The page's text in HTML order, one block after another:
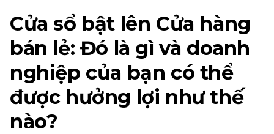
Cửa sổ bật lên Cửa hàng
bán lẻ: Đó là gì và doanh
nghiệp của bạn có thể
được hưởng lợi như thế
nào?